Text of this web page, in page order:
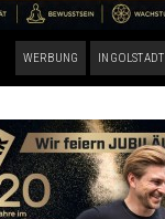
WERBUNG INGOLSTADT